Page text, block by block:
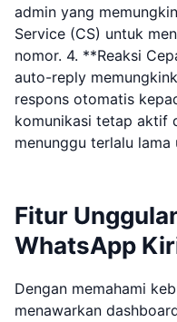
admin yang
Service (CS) untuk
nomor. 4. **Reaksi
auto-reply
respons otomatis
komunikasi tetap aktif
menunggu terlalu
Fitur
WhatsApp
Dengan memahami
menawarkan